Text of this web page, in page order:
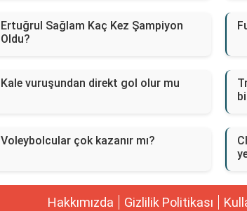
Ertuğrul Sağlam Kaç Kez Şampiyon
Oldu?
Kale vuruşundan direkt gol olur mu
Voleybolcular çok kazanır mı?
Hakkımızda Gizlilik Politikası